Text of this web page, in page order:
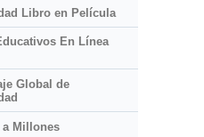
Libro en Película
En Línea
Global de
Millones